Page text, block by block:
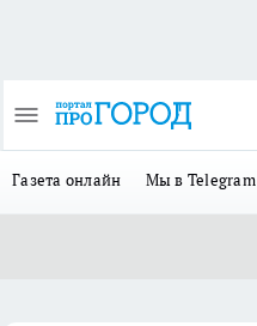
Газета онлайн Мы в Telegram